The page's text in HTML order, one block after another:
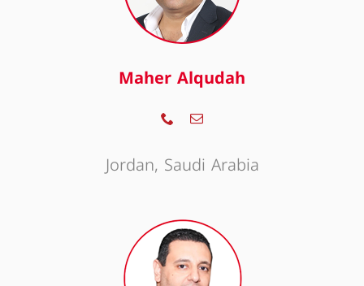
Maher Alqudah
Jordan, Saudi Arabia